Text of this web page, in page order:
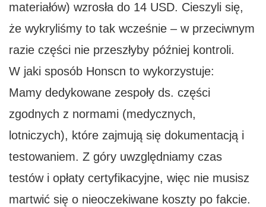
materiałów) wzrosła do 14 USD. Cieszyli się,
że wykryliśmy to tak wcześnie – w przeciwnym
razie części nie przeszłyby później kontroli.
W jaki sposób Honscn to wykorzystuje:
Mamy dedykowane zespoły ds. części
zgodnych z normami (medycznych,
lotniczych), które zajmują się dokumentacją i
testowaniem. Z góry uwzględniamy czas
testów i opłaty certyfikacyjne, więc nie musisz
martwić się o nieoczekiwane koszty po fakcie.